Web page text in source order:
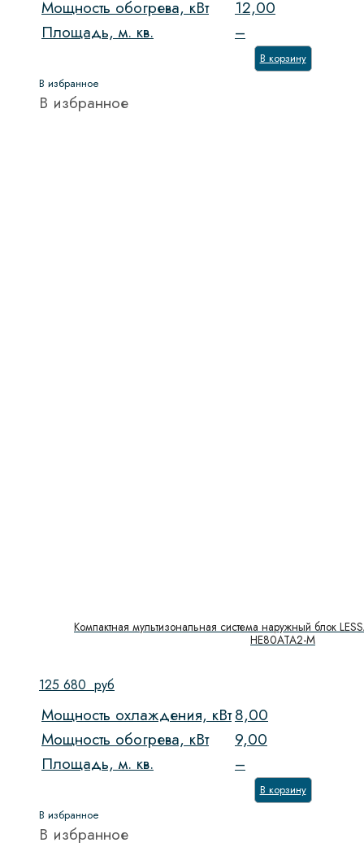
Мощность обогрева, кВт
12,00
Площадь, м. кв.
–
В корзину
В избранное
В избранное
Компактная мультизональная система наружный блок
HE80ATA2-M
125 680 руб
Мощность охлаждения, кВт8,00
Мощность обогрева, кВт
9,00
Площадь, м. кв.
–
В корзину
В избранное
В избранное